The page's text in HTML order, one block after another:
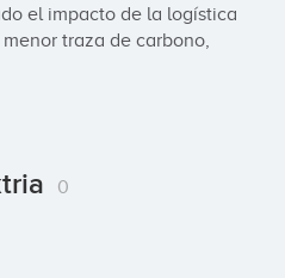
el impacto de la logística
traza de carbono,
0